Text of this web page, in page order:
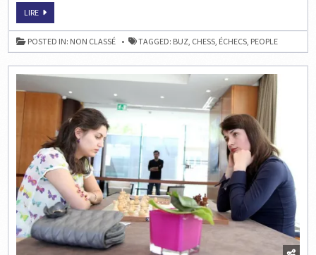
LIRELA
PEOPLE
SUR
LES
ÉCHECS
POSTED IN: NON CLASSÉ TAGGED: BUZ CHESS ÉCHECS PEOPLE